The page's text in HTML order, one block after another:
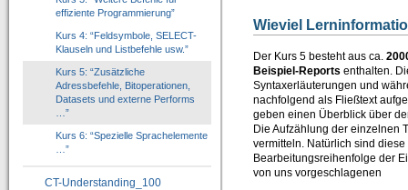
IT-Programmierung
IT-Organisation
IT-Qualitätssicherung
IT-Revision
Software-Assistenten
Wieviel
Der Kurs 5 besteht aus ca.
Beispiel-Reports enthalten.
Syntaxerläuterungen und
nachfolgend als Fließtext
geben einen Überblick über
Die Aufzählung der einzelnen
vermitteln. Natürlich sind
Bearbeitungsreihenfolge der
von uns vorgeschlagenen
effiziente Programmierung”
Kurs 4: “Feldsymbole, SELECT-
Klauseln und Listbefehle usw.”
Kurs 5: “Zusätzliche
Adressbefehle, Bitoperationen,
Datasets und externe Performs
…”
Kurs 6: “Spezielle Sprachelemente
…”
CT-Understanding_100